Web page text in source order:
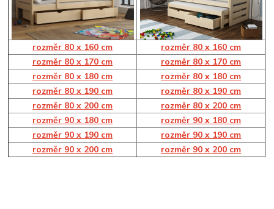
rozměr 80 x 160 cm
rozměr 80 x 160 cm
rozměr 80 x 170 cm
rozměr 80 x 170 cm
rozměr 80 x 180 cm
rozměr 80 x 180 cm
rozměr 80 x 190 cm
rozměr 80 x 190 cm
rozměr 80 x 200 cm
rozměr 80 x 200 cm
rozměr 90 x 180 cm
rozměr 90 x 180 cm
rozměr 90 x 190 cm
rozměr 90 x 190 cm
rozměr 90 x 200 cm
rozměr 90 x 200 cm